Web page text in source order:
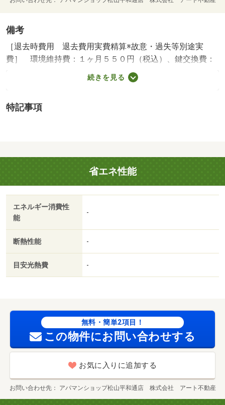
備考
［退去時費用 退去費用実費精算※故意・過失等別途実
費］ 環境維持費：１ヶ月５５０円（税込）、鍵交換費：
ご契約時１６５００円（税込）、退去時清掃費：５２２５
０円（税込）、インターネット利用料：有料、更新手数
０２７０１３９・賃貸保証等：加入要（家賃等の１００％
有・駐輪場：有
続きを見る
特記事項
省エネ性能
エネルギー消費性
能
-
断熱性能 -
目安光熱費 -
無料・簡単2項目！
この物件にお問い合わせする
お気に入りに追加する
お問い合わせ先 アパマンショップ松山平和通店 株式会社 アート不動産